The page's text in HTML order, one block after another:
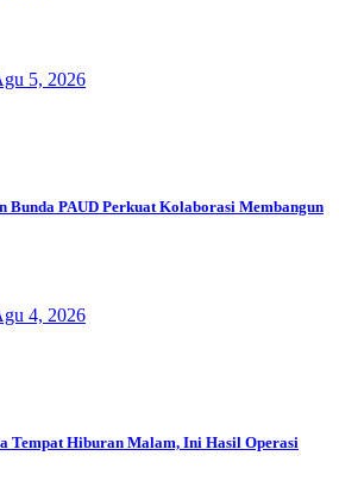
5, 2026
Bunda PAUD Perkuat Kolaborasi Membangun
4, 2026
Tempat Hiburan Malam, Ini Hasil Operasi